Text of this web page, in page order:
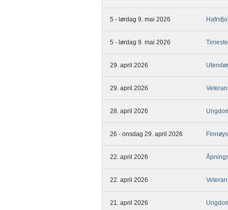
5 - lørdag 9. mai 2026
5 - lørdag 9. mai 2026
29. april 2026
29. april 2026
28. april 2026
26 - onsdag 29. april 2026
22. april 2026
22. april 2026
21. april 2026